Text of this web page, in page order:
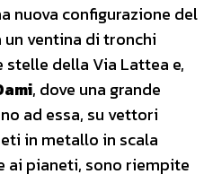
nuova configurazione del
ventina di tronchi
della Via Lattea e,
, dove una grande
ad essa, su vettori
in metallo in scala
ai pianeti, sono riempite